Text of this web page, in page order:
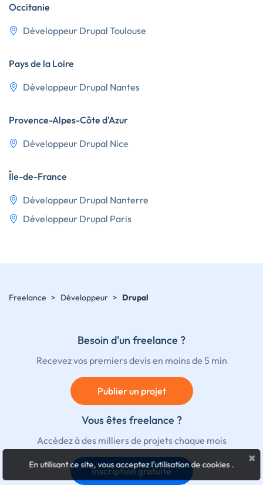
Occitanie
Développeur Drupal Toulouse
Pays de la Loire
Développeur Drupal Nantes
Provence-Alpes-Côte d'Azur
Développeur Drupal Nice
Île-de-France
Développeur Drupal Nanterre
Développeur Drupal Paris
Freelance > Développeur > Drupal
Besoin d'un freelance ?
Recevez vos premiers devis en moins de 5 min
Publier un projet
Vous êtes freelance ?
Accédez à des milliers de projets chaque mois
Inscription gratuite
×
En utilisant ce site, vous acceptez l'utilisation de cookies.